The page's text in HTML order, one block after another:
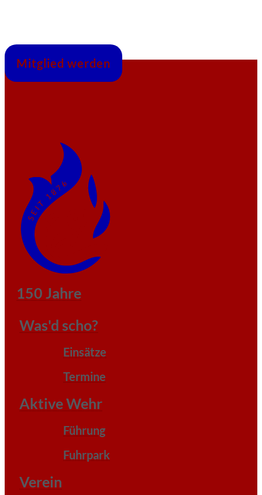
Mitglied werden
150 Jahre
Was'd scho?
Einsätze
Termine
Aktive Wehr
Führung
Fuhrpark
Verein